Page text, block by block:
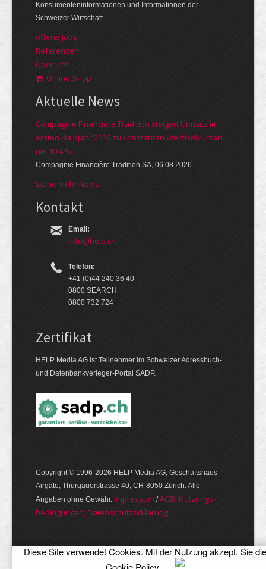
Konsumenteninformationen und Informationen der
Schweizer Wirtschaft.
offene Jobs
Referenzen
Über uns
Online-Shop
Aktuelle News
Compagnie Financière Tradition steigert Umsatz im
ersten Halbjahr 2026 zu konstanten Wechselkursen
um 10,4 %
Compagnie Financière Tradition SA, 06.08.2026
Siehe mehr News
Kontakt
Email:
info@help.ch
Telefon:
+41 (0)44 240 36 40
0800 SEARCH
0800 732 724
Zertifikat
HELP Media AG ist Teilnehmer im Schweizer Adressbuch-
und Datenbankverleger-Portal SADP.
Copyright © 1996-2026 HELP Media AG, Geschäftshaus
Airgate, Thurgauer­strasse 40, CH-8050 Zürich. Alle
Angaben ohne Gewähr. Im­pres­sum /AGB, Nut­zungs­
bedin­gungen, Daten­schutz­er­klärung
Diese Site verwendet Cookies. Mit der Nutzung akzept. Sie die